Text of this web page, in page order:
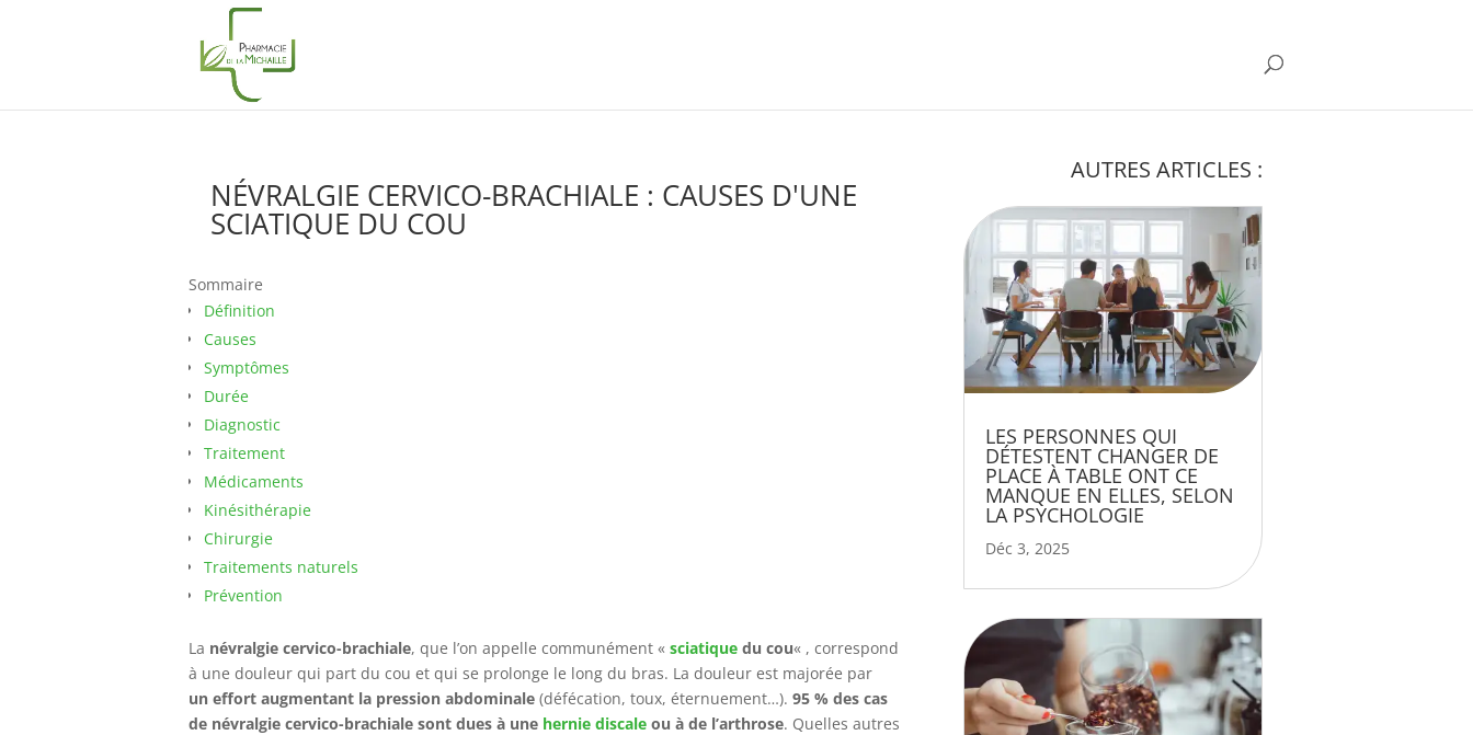
NÉVRALGIE CERVICO-BRACHIALE : CAUSES D'UNE
SCIATIQUE DU COU
Sommaire
Définition
Causes
Symptômes
Durée
Diagnostic
Traitement
Médicaments
Kinésithérapie
Chirurgie
Traitements naturels
Prévention
La névralgie cervico-brachiale, que l’on appelle communément « sciatique du cou« , correspond
à une douleur qui part du cou et qui se prolonge le long du bras. La douleur est majorée par
un effort augmentant la pression abdominale (défécation, toux, éternuement…). 95 % des cas
de névralgie cervico-brachiale sont dues à une hernie discale ou à de l’arthrose. Quelles autres
AUTRES ARTICLES :
LES PERSONNES QUI
DÉTESTENT CHANGER DE
PLACE À TABLE ONT CE
MANQUE EN ELLES, SELON
LA PSYCHOLOGIE
Déc 3, 2025